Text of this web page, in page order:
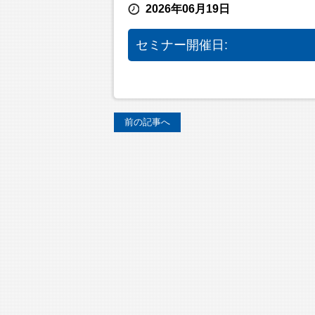
2026年06月19日
セミナー開催日:
前の記事へ